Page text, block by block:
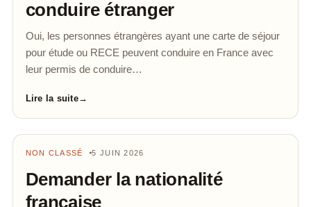
conduire étranger
Oui, les personnes étrangères ayant une carte de séjour
pour étude ou RECE peuvent conduire en France avec
leur permis de conduire…
Lire la suite→
NON CLASSÉ 5 JUIN 2026
Demander la nationalité
française